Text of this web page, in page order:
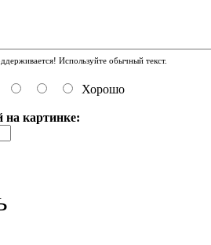
Используйте обычный текст.
Хорошо
на картинке: